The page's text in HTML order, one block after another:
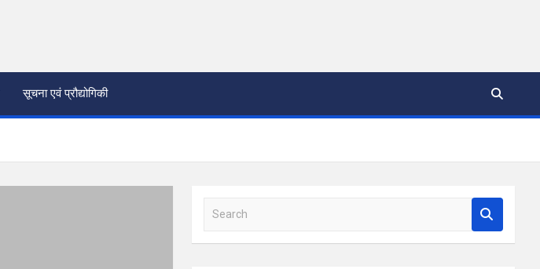
सूचना एवं प्रौद्योगिकी
a